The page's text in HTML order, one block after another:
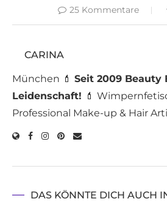
25 Kommentare
CARINA
München 💄 Seit 2009 Beauty
Leidenschaft! 💄
Professional Make-up & Hair
DAS KÖNNTE DICH AUCH